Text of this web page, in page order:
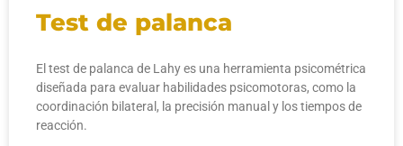
Test de palanca
El test de palanca de Lahy es una herramienta psicométrica
diseñada para evaluar habilidades psicomotoras, como la
coordinación bilateral, la precisión manual y los tiempos de
reacción.